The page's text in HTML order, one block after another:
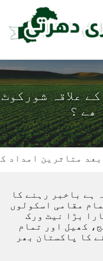
علاقہ شورکوٹ
ھے ؟
امداد کے
ہے باخبر رہنے کا
مقامی اسکولوں
بڑا نیٹ ورک
کھیل اور تمام
کا پاکستان بھر